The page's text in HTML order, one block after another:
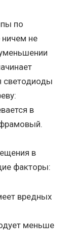
по
ничем не
светодиоды
в
в
факторы:
вредных
меньше